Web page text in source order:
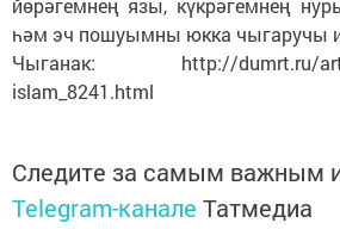
йөрәгемнең язы, күкрәгемнең
һәм эч пошуымны юкка чыгаручы
Чыганак: http://dumrt.ru/
islam_8241.html
Следите за самым важным
Telegram-канале Татмедиа